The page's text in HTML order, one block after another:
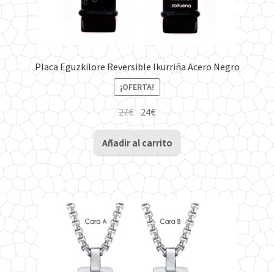
Placa Eguzkilore Reversible Ikurriña Acero Negro
¡OFERTA!
27€El
precio
original
era:
27€.
24€El
precio
actual
es:
24€.
Añadir al carrito